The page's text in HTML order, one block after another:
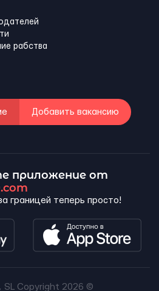
рабства
Добавить вакансию
приложение от
границей теперь просто!
SL Copyright 2026 ©